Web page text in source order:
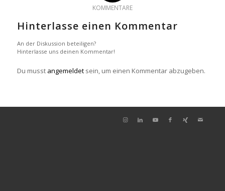
KOMMENTARE
Hinterlasse einen Kommentar
An der Diskussion beteiligen?
Hinterlasse uns deinen Kommentar!
Du musst angemeldetsein, um einen Kommentar abzugeben.